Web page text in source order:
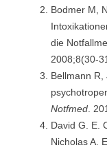
Bodmer M,
die
2008;8(30-
Bellmann
Notfmed.
David G. E.
Nicholas A.